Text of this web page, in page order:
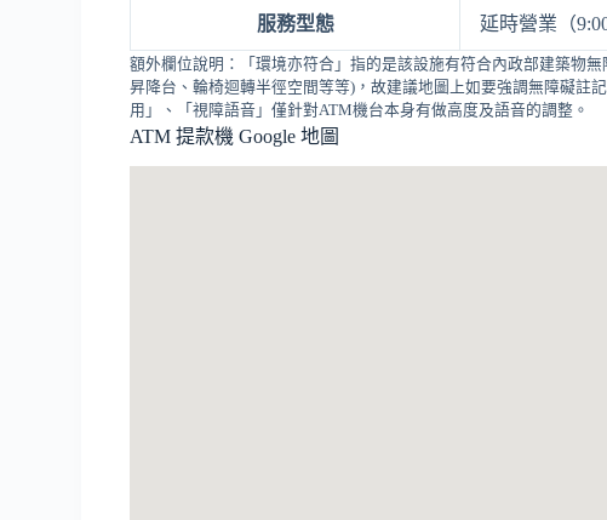
服務型態 延時營業（
額外欄位說明：「環境亦符合」指的是該設施有符合內政部建築物
昇降台、輪椅迴轉半徑空間等等)，故建議地圖上如要強調無障礙註
用」、「視障語音」僅針對ATM機台本身有做高度及語音的調整。
ATM 提款機 Google 地圖